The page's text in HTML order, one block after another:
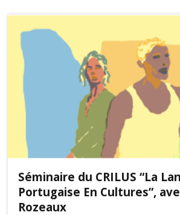
Séminaire du CRILUS “La
Portugaise En Cultures”,
Rozeaux